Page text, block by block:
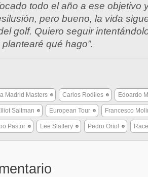
todo el año a ese objetivo
pero bueno, la vida
golf. Quiero seguir
qué hago”.
Madrid Masters Carlos Rodiles Edoardo
Saltman European Tour Francesco
Pastor Lee Slattery Pedro Oriol